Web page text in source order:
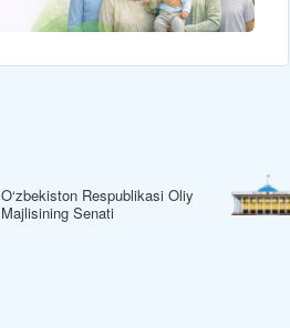
O‘zbekiston Respublikasi Oliy
Majlisining Senati